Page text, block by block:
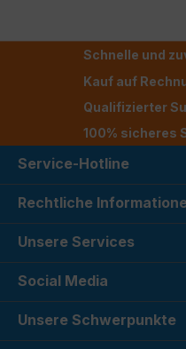
Schnelle und
Kauf auf
Qualifizierter
100% sicheres
Service-Hotline
Rechtliche
Unsere Services
Social Media
Unsere Schwerpunkte